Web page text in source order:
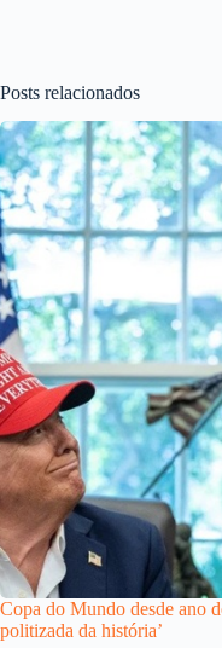
Posts relacionados
Copa do Mundo desde ano
politizada da história’